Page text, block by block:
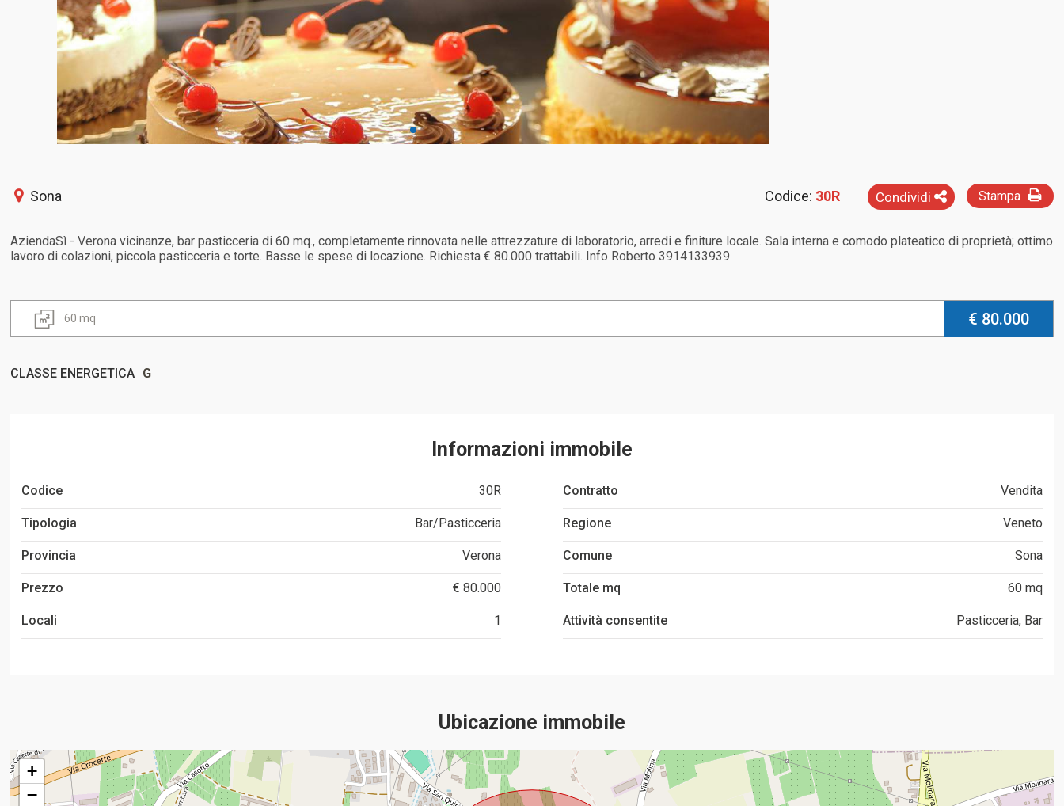
Sona Stampa
Condividi
Codice: 30R
AziendaSì - Verona vicinanze, bar pasticceria di 60 mq., completamente rinnovata nelle attrezzature di laboratorio, arredi e finiture locale. Sala interna e comodo plateatico di proprietà; ottimo
lavoro di colazioni, piccola pasticceria e torte. Basse le spese di locazione. Richiesta € 80.000 trattabili. Info Roberto 3914133939
60 mq € 80.000
CLASSE ENERGETICA G
Informazioni immobile
Codice 30R Contratto Vendita
Tipologia Bar/Pasticceria Regione Veneto
Provincia Verona Comune Sona
Prezzo € 80.000 Totale mq 60 mq
Locali 1 Attività consentite Pasticceria, Bar
Ubicazione immobile
+
−